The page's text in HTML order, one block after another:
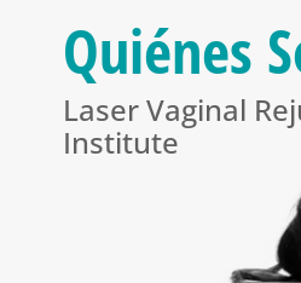
Quiénes
Laser Vaginal
Institute